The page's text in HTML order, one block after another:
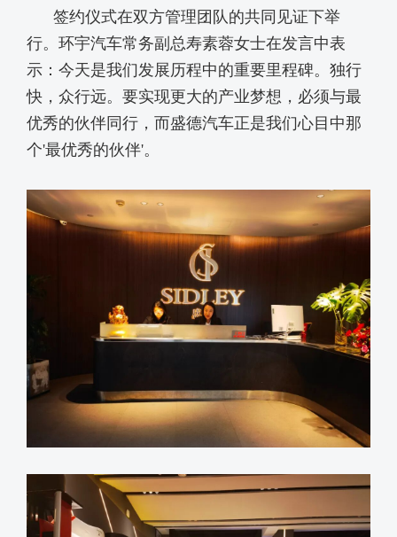
签约仪式在双方管理团队的共同见证下举
行。环宇汽车常务副总寿素蓉女士在发言中表
示：今天是我们发展历程中的重要里程碑。独行
快，众行远。要实现更大的产业梦想，必须与最
优秀的伙伴同行，而盛德汽车正是我们心目中那
个'最优秀的伙伴'。